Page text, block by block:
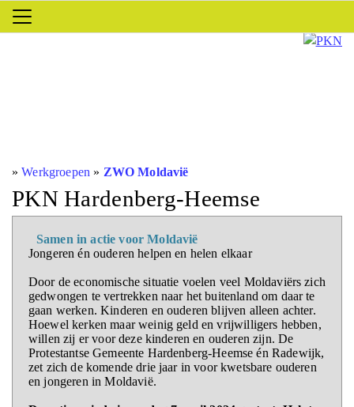
»Werkgroepen » ZWO Moldavië
PKN Hardenberg-Heemse
Samen in actie voor Moldavië
Jongeren én ouderen helpen en helen elkaar
Door de economische situatie voelen veel Moldaviërs zich
gedwongen te vertrekken naar het buitenland om daar te
gaan werken. Kinderen en ouderen blijven alleen achter.
Hoewel kerken maar weinig geld en vrijwilligers hebben,
willen zij er voor deze kinderen en ouderen zijn. De
Protestantse Gemeente Hardenberg-Heemse én Radewijk,
zet zich de komende drie jaar in voor kwetsbare ouderen
en jongeren in Moldavië.